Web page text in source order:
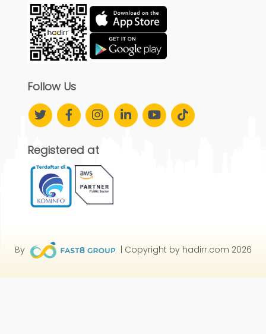
Follow Us
Registered at
By | Copyright by hadirr.com 2026